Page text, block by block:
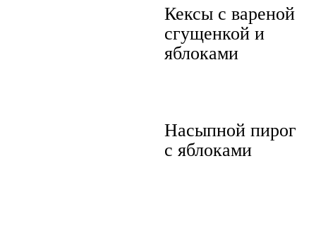
Кексы с вареной
сгущенкой и
яблоками
Насыпной пирог
с яблоками